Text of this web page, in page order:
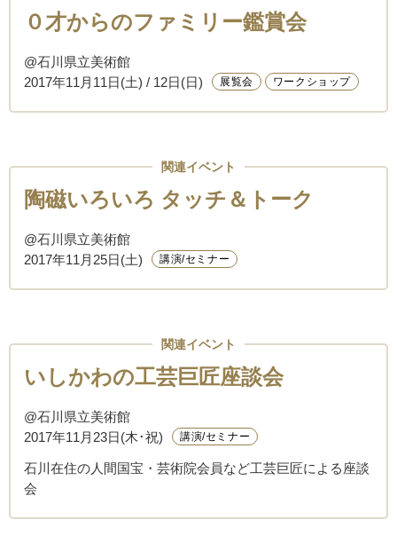
０才からのファミリー鑑賞会
@石川県立美術館
2017年11月11日(土) / 12日(日)
展覧会 ワークショップ
関連イベント
陶磁いろいろ タッチ＆トーク
@石川県立美術館
2017年11月25日(土)
講演/セミナー
関連イベント
いしかわの工芸巨匠座談会
@石川県立美術館
2017年11月23日(木･祝)
講演/セミナー
石川在住の人間国宝・芸術院会員など工芸巨匠による座談
会